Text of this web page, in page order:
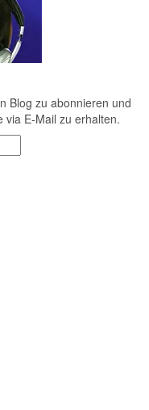
Blog zu abonnieren und
via E-Mail zu erhalten.